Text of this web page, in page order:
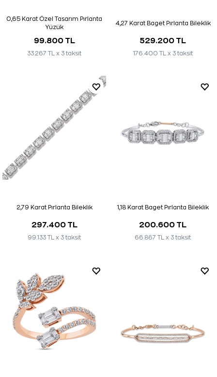
0,65 Karat Özel Tasarım Pırlanta
Yüzük
99.800 TL
33.267 TL x 3 taksit
4,27 Karat Baget Pırlanta Bileklik
529.200 TL
176.400 TL x 3 taksit
2,79 Karat Pırlanta Bileklik
297.400 TL
99.133 TL x 3 taksit
1,18 Karat Baget Pırlanta Bileklik
200.600 TL
66.867 TL x 3 taksit